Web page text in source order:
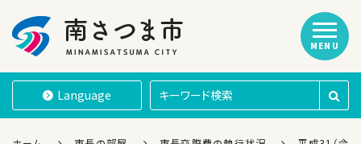
南さつま市
Language
MENU